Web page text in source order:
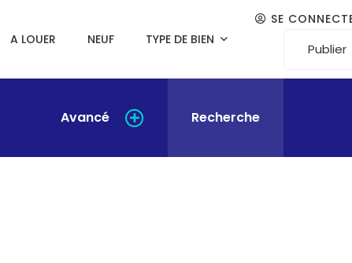
A LOUER NEUF TYPE DE BIEN
SE
Publier
Avancé Recherche